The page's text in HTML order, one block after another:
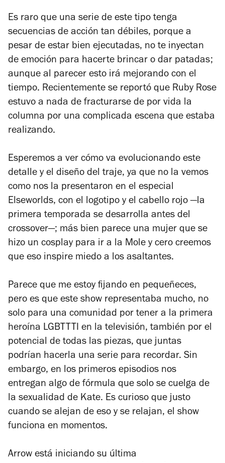
Es raro que una serie de este tipo tenga
secuencias de acción tan débiles, porque a
pesar de estar bien ejecutadas, no te inyectan
de emoción para hacerte brincar o dar patadas;
aunque al parecer esto irá mejorando con el
tiempo. Recientemente se reportó que Ruby Rose
estuvo a nada de fracturarse de por vida la
columna por una complicada escena que estaba
realizando.
Esperemos a ver cómo va evolucionando este
detalle y el diseño del traje, ya que no la vemos
como nos la presentaron en el especial
Elseworlds, con el logotipo y el cabello rojo —la
primera temporada se desarrolla antes del
crossover—; más bien parece una mujer que se
hizo un cosplay para ir a la Mole y cero creemos
que eso inspire miedo a los asaltantes.
Parece que me estoy fijando en pequeñeces,
pero es que este show representaba mucho, no
solo para una comunidad por tener a la primera
heroína LGBTTTI en la televisión, también por el
potencial de todas las piezas, que juntas
podrían hacerla una serie para recordar. Sin
embargo, en los primeros episodios nos
entregan algo de fórmula que solo se cuelga de
la sexualidad de Kate. Es curioso que justo
cuando se alejan de eso y se relajan, el show
funciona en momentos.
Arrow está iniciando su última